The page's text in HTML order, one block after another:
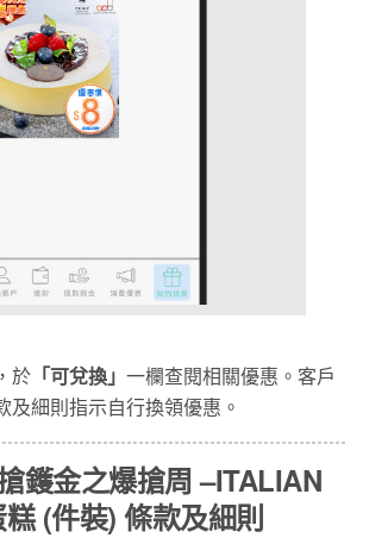
於 「可兌換」 一欄查閱相關優惠。客戶
及細則指示自行換領優惠。
鑊金之爆搶周 –ITALIAN
(件裝) 條款及細則